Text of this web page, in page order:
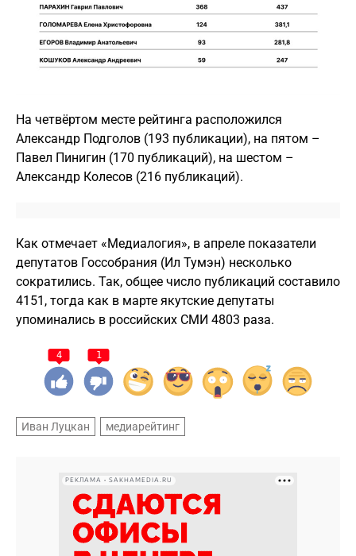
На четвёртом месте рейтинга расположился
Александр Подголов (193 публикации), на пятом –
Павел Пинигин (170 публикаций), на шестом –
Александр Колесов (216 публикаций).
Как отмечает «Медиалогия», в апреле показатели
депутатов Госсобрания (Ил Тумэн) несколько
сократились. Так, общее число публикаций составило
4151, тогда как в марте якутские депутаты
упоминались в российских СМИ 4803 раза.
4 1
Иван Луцкан медиарейтинг
РЕКЛАМА • SAKHAMEDIA.RU